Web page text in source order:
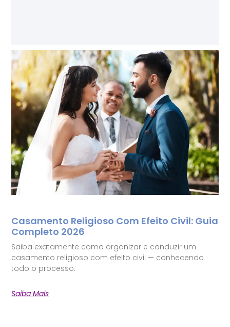
Casamento Religioso Com Efeito Civil: Guia
Completo 2026
Saiba exatamente como organizar e conduzir um
casamento religioso com efeito civil — conhecendo
todo o processo.
Saiba Mais